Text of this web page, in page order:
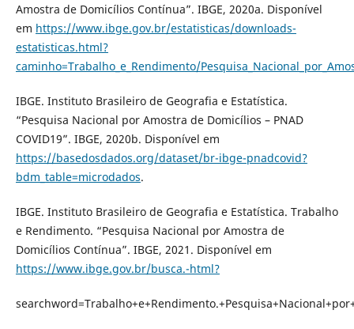
Amostra de Domicílios Contínua”. IBGE, 2020a. Disponível
em https://www.ibge.gov.br/estatisticas/downloads-
estatisticas.html?
caminho=Trabalho_e_Rendimento/
IBGE. Instituto Brasileiro de Geografia e Estatística.
“Pesquisa Nacional por Amostra de Domicílios – PNAD
COVID19”. IBGE, 2020b. Disponível em
https://basedosdados.org/dataset/br-ibge-pnadcovid?
bdm_table=microdados.
IBGE. Instituto Brasileiro de Geografia e Estatística. Trabalho
e Rendimento. “Pesquisa Nacional por Amostra de
Domicílios Contínua”. IBGE, 2021. Disponível em
https://www.ibge.gov.br/busca.-html?